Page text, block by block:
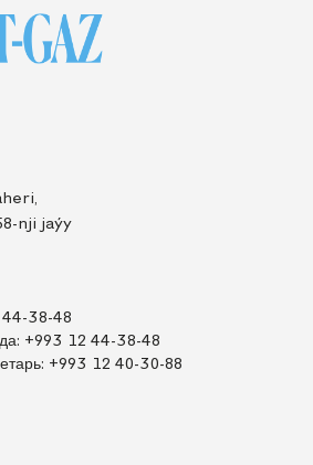
nji jaýy
38-48
+993 12 44-38-48
+993 12 40-30-88